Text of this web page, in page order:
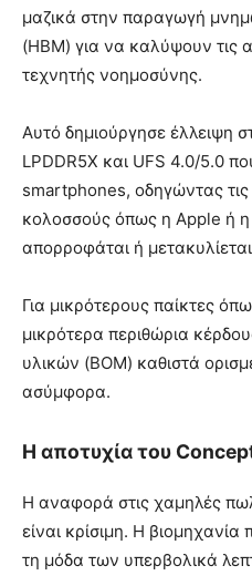
μαζικά στην παραγωγή
(HBM) για να καλύψουν τις
τεχνητής νοημοσύνης.
Αυτό δημιούργησε έλλειψη
LPDDR5X και UFS 4.0/5.0
smartphones, οδηγώντας τις
κολοσσούς όπως η Apple ή
απορροφάται ή
Για μικρότερους παίκτες
μικρότερα περιθώρια
υλικών (BOM) καθιστά
ασύμφορα.
Η αποτυχία του
Η αναφορά στις χαμηλές
είναι κρίσιμη. Η
τη μόδα των υπερβολικά